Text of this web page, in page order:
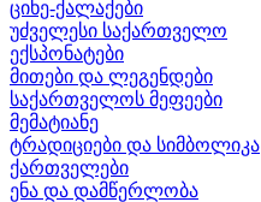
ციხე-ქალაქები
უძველესი საქართველო
ექსპონატები
მითები და ლეგენდები
საქართველოს მეფეები
მემატიანე
ტრადიციები და სიმბოლიკა
ქართველები
ენა და დამწერლობა